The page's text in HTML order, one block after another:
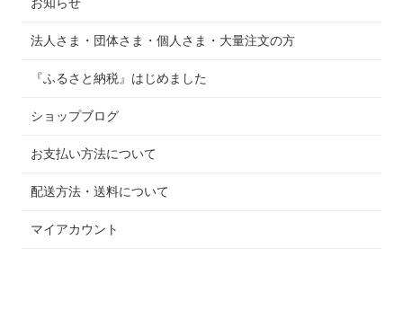
法人さま・団体さま・個人さま・大量注文の方
『ふるさと納税』はじめました
ショップブログ
お支払い方法について
配送方法・送料について
マイアカウント